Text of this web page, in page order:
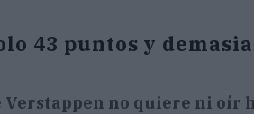
43 puntos y
Verstappen no quiere ni oír